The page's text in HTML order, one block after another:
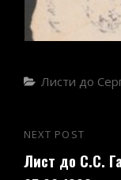
Categories
Листи до
Навігація
записів
Next
Post
NEXT POST
Лист до С.С.